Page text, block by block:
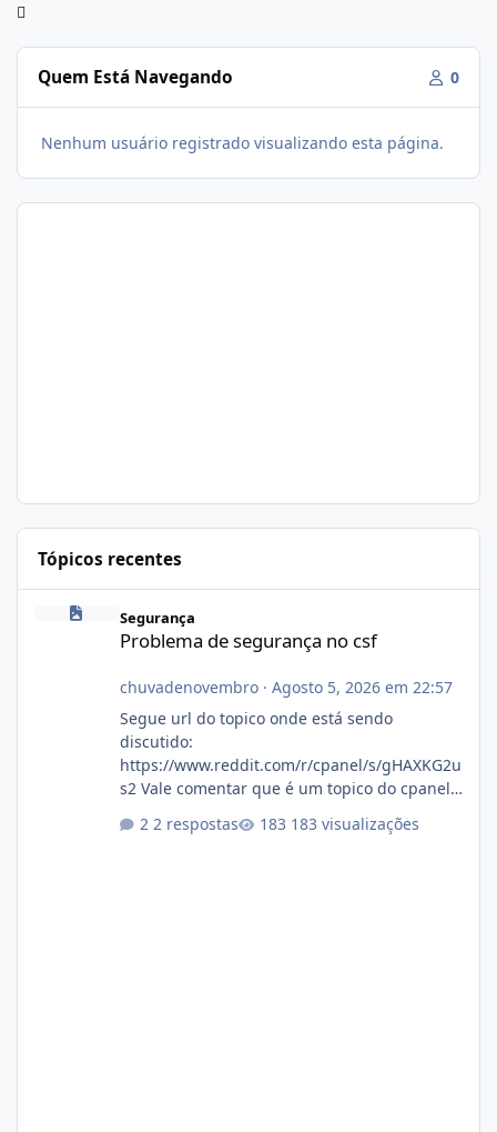
Quem Está Navegando 0
Nenhum usuário registrado visualizando esta página.
Tópicos recentes
Problema de segurança no csf
Segurança
Problema de segurança no csf
chuvadenovembro· Agosto 5, 2026 em 22:57
Segue url do topico onde está sendo
discutido:
https://www.reddit.com/r/cpanel/s/gHAXKG2u
s2 Vale comentar que é um topico do cpanel...
2 respostas 183 visualizações